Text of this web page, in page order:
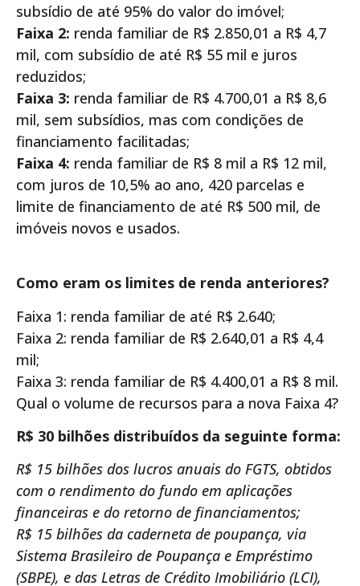
subsídio de até 95% do valor do imóvel;
Faixa 2: renda familiar de R$ 2.850,01 a R$ 4,7
mil, com subsídio de até R$ 55 mil e juros
reduzidos;
Faixa 3: renda familiar de R$ 4.700,01 a R$ 8,6
mil, sem subsídios, mas com condições de
financiamento facilitadas;
Faixa 4: renda familiar de R$ 8 mil a R$ 12 mil,
com juros de 10,5% ao ano, 420 parcelas e
limite de financiamento de até R$ 500 mil, de
imóveis novos e usados.
Como eram os limites de renda anteriores?
Faixa 1: renda familiar de até R$ 2.640;
Faixa 2: renda familiar de R$ 2.640,01 a R$ 4,4
mil;
Faixa 3: renda familiar de R$ 4.400,01 a R$ 8 mil.
Qual o volume de recursos para a nova Faixa 4?
R$ 30 bilhões distribuídos da seguinte forma:
R$ 15 bilhões dos lucros anuais do FGTS, obtidos
com o rendimento do fundo em aplicações
financeiras e do retorno de financiamentos;
R$ 15 bilhões da caderneta de poupança, via
Sistema Brasileiro de Poupança e Empréstimo
(SBPE), e das Letras de Crédito Imobiliário (LCI),